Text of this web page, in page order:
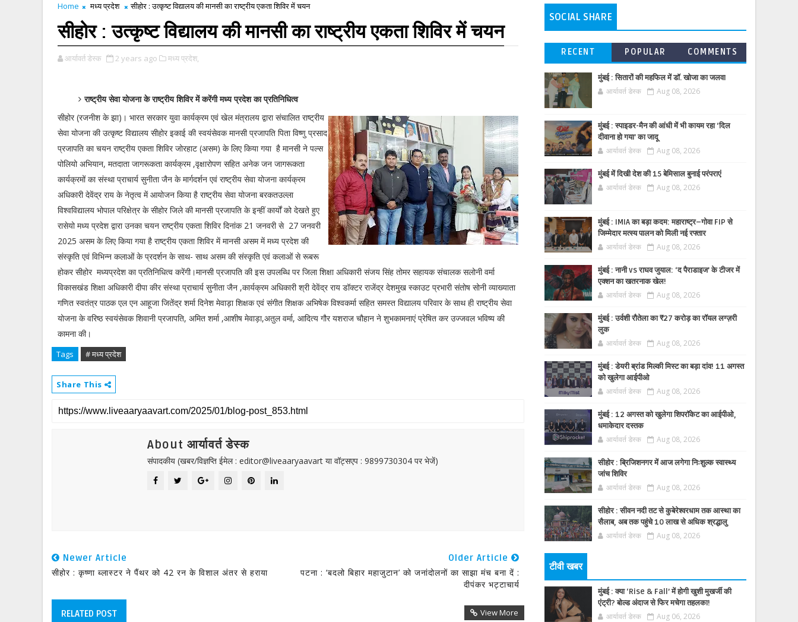
Home मध्य प्रदेश सीहोर : उत्कृष्ट विद्यालय की मानसी का राष्ट्रीय एकता शिविर में चयन
सीहोर : उत्कृष्ट विद्यालय की मानसी का राष्ट्रीय एकता शिविर में चयन
आर्यावर्त डेस्क 2 years ago मध्य प्रदेश,
राष्ट्रीय सेवा योजना के राष्ट्रीय शिविर में करेंगी मध्य प्रदेश का प्रतिनिधित्व
सीहोर (रजनीश के झा)। भारत सरकार युवा कार्यक्रम एवं खेल मंत्रालय द्वारा संचालित राष्ट्रीय
सेवा योजना की उत्कृष्ट विद्यालय सीहोर इकाई की स्वयंसेवक मानसी प्रजापति पिता विष्णु प्रसाद
प्रजापति का चयन राष्ट्रीय एकता शिविर जोरहाट (असम) के लिए किया गया है मानसी ने पल्स
पोलियो अभियान, मतदाता जागरूकता कार्यक्रम ,वृक्षारोपण सहित अनेक जन जागरूकता
कार्यक्रमों का संस्था प्राचार्य सुनीता जैन के मार्गदर्शन एवं राष्ट्रीय सेवा योजना कार्यक्रम
अधिकारी देवेंद्र राय के नेतृत्व में आयोजन किया है राष्ट्रीय सेवा योजना बरकतउल्ला
विश्वविद्यालय भोपाल परिक्षेत्र के सीहोर जिले की मानसी प्रजापति के इन्हीं कार्यों को देखते हुए
रासेयो मध्य प्रदेश द्वारा उनका चयन राष्ट्रीय एकता शिविर दिनांक 21 जनवरी से 27 जनवरी
2025 असम के लिए किया गया है राष्ट्रीय एकता शिविर में मानसी असम में मध्य प्रदेश की
संस्कृति एवं विभिन्न कलाओं के प्रदर्शन के साथ- साथ असम की संस्कृति एवं कलाओं से रूबरू
होकर सीहोर मध्यप्रदेश का प्रतिनिधित्व करेंगी।मानसी प्रजापति की इस उपलब्धि पर जिला शिक्षा अधिकारी संजय सिंह तोमर सहायक संचालक सलोनी वर्मा
विकासखंड शिक्षा अधिकारी दीपा कीर संस्था प्राचार्य सुनीता जैन ,कार्यक्रम अधिकारी श्री देवेंद्र राय डॉक्टर राजेंद्र देशमुख स्काउट प्रभारी संतोष सोनी व्याख्याता
गणित स्वतंत्र पाठक एल एन आहूजा जितेंद्र शर्मा दिनेश मेवाड़ा शिक्षक एवं संगीत शिक्षक अभिषेक विश्वकर्मा सहित समस्त विद्यालय परिवार के साथ ही राष्ट्रीय सेवा
योजना के वरिष्ठ स्वयंसेवक शिवानी प्रजापति, अमित शर्मा ,आशीष मेवाड़ा,अतुल वर्मा, आदित्य गौर यशराज चौहान ने शुभकामनाएं प्रेषित कर उज्जवल भविष्य की
कामना की।
Tags # मध्य प्रदेश
Share This
About आर्यावर्त डेस्क
संपादकीय (खबर/विज्ञप्ति ईमेल : editor@liveaaryaavart या वॉट्सएप : 9899730304 पर भेजें)
Newer Article
सीहोर : कृष्णा ब्लास्टर ने पैंथर को 42 रन के विशाल अंतर से हराया
Older Article
पटना : ‘बदलो बिहार महाजुटान’ को जनांदोलनों का साझा मंच बना दें :
दीपंकर भट्टाचार्य
RELATED POST View More
SOCIAL SHARE
RECENT POPULAR COMMENTS
मुंबई : सितारों की महफिल में डॉ. खोजा का जलवा
आर्यावर्त डेस्क Aug 08, 2026
मुंबई : स्पाइडर-मैन की आंधी में भी कायम रहा ‘दिल
दीवाना हो गया’ का जादू
आर्यावर्त डेस्क Aug 08, 2026
मुंबई में दिखी देश की 15 बेमिसाल बुनाई परंपराएं
आर्यावर्त डेस्क Aug 08, 2026
मुंबई : IMIA का बड़ा कदम: महाराष्ट्र–गोवा FIP से
जिम्मेदार मत्स्य पालन को मिली नई रफ्तार
आर्यावर्त डेस्क Aug 08, 2026
मुंबई : नानी vs राघव जुयाल: ‘द पैराडाइज’ के टीजर में
एक्शन का खतरनाक खेल!
आर्यावर्त डेस्क Aug 08, 2026
मुंबई : उर्वशी रौतेला का ₹27 करोड़ का रॉयल लग्ज़री
लुक
आर्यावर्त डेस्क Aug 08, 2026
मुंबई : डेयरी ब्रांड मिल्की मिस्ट का बड़ा दांव! 11 अगस्त
को खुलेगा आईपीओ
आर्यावर्त डेस्क Aug 08, 2026
मुंबई : 12 अगस्त को खुलेगा शिपरॉकेट का आईपीओ,
धमाकेदार दस्तक
आर्यावर्त डेस्क Aug 08, 2026
सीहोर : ब्रिजिशनगर में आज लगेगा निःशुल्क स्वास्थ्य
जांच शिविर
आर्यावर्त डेस्क Aug 08, 2026
सीहोर : सीवन नदी तट से कुबेरेश्वरधाम तक आस्था का
सैलाब, अब तक पहुंचे 10 लाख से अधिक श्रद्धालु
आर्यावर्त डेस्क Aug 08, 2026
टीवी खबर
मुंबई : क्या ‘Rise & Fall’ में होगी खुशी मुखर्जी की
एंट्री? बोल्ड अंदाज से फिर मचेगा तहलका!
आर्यावर्त डेस्क Aug 06, 2026